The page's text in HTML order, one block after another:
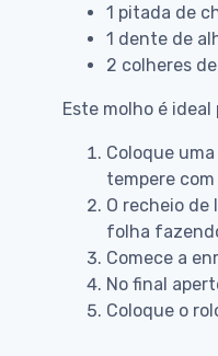
1 pitada de
1 dente de
2 colheres
Este molho é
Coloque
tempere com
O recheio de
folha
Comece a
No final
Coloque o